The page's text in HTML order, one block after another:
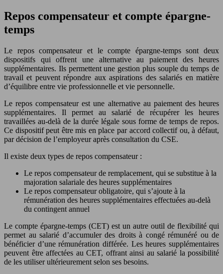
Repos compensateur et compte épargne-
temps
Le repos compensateur et le compte épargne-temps sont deux
dispositifs qui offrent une alternative au paiement des heures
supplémentaires. Ils permettent une gestion plus souple du temps de
travail et peuvent répondre aux aspirations des salariés en matière
d’équilibre entre vie professionnelle et vie personnelle.
Le repos compensateur est une alternative au paiement des heures
supplémentaires. Il permet au salarié de récupérer les heures
travaillées au-delà de la durée légale sous forme de temps de repos.
Ce dispositif peut être mis en place par accord collectif ou, à défaut,
par décision de l’employeur après consultation du CSE.
Il existe deux types de repos compensateur :
Le repos compensateur de remplacement, qui se substitue à la
majoration salariale des heures supplémentaires
Le repos compensateur obligatoire, qui s’ajoute à la
rémunération des heures supplémentaires effectuées au-delà
du contingent annuel
Le compte épargne-temps (CET) est un autre outil de flexibilité qui
permet au salarié d’accumuler des droits à congé rémunéré ou de
bénéficier d’une rémunération différée. Les heures supplémentaires
peuvent être affectées au CET, offrant ainsi au salarié la possibilité
de les utiliser ultérieurement selon ses besoins.